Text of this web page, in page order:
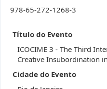
978-65-272-1268-3
Título do Evento
ICOCIME 3 - The Third
Creative Insubordination
Cidade do Evento